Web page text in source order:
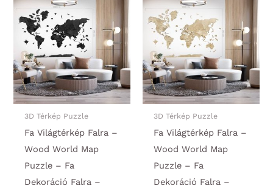
3D Térkép Puzzle
Fa Világtérkép Falra –
Wood World Map
Puzzle – Fa
Dekoráció Falra –
3D Térkép Puzzle
Fa Világtérkép Falra –
Wood World Map
Puzzle – Fa
Dekoráció Falra –